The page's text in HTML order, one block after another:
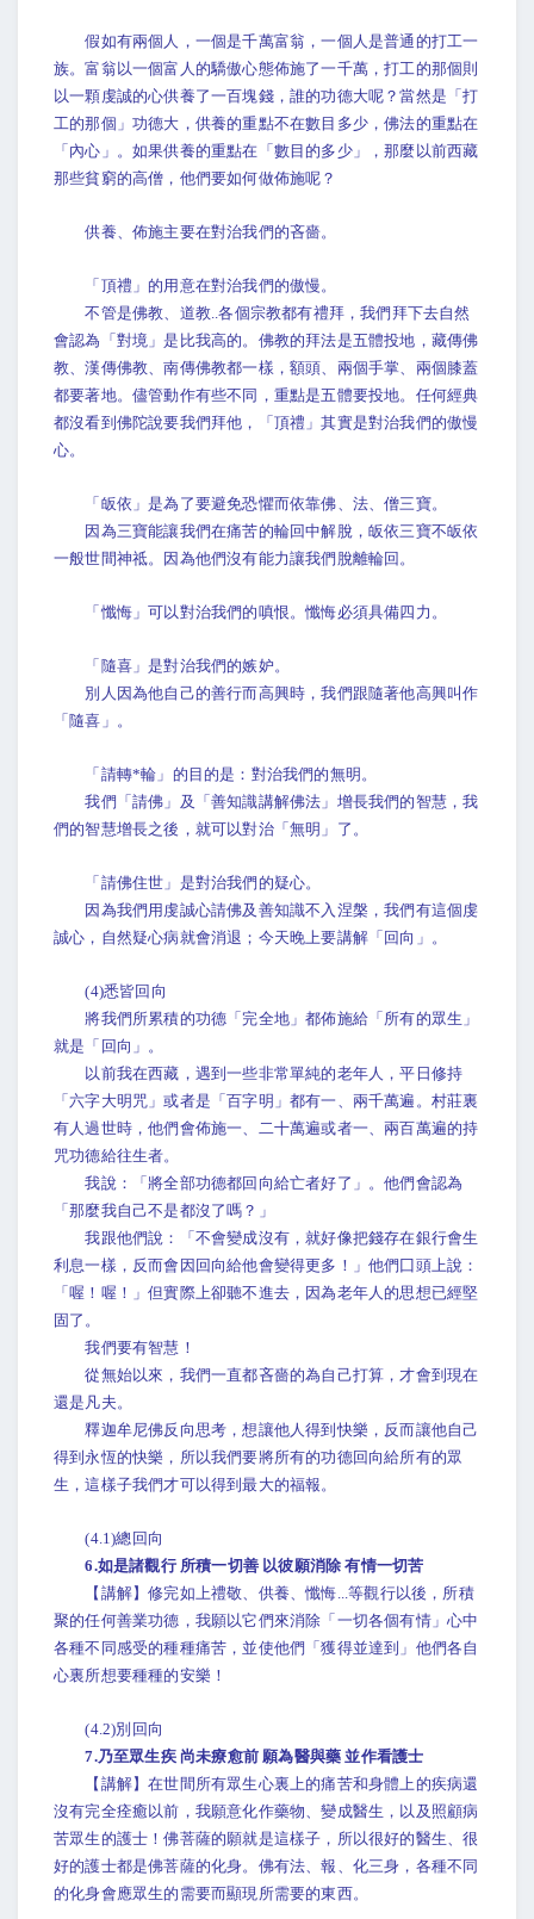
假如有兩個人，一個是千萬富翁，一個人是普通的打工一
族。富翁以一個富人的驕傲心態佈施了一千萬，打工的那個則
以一顆虔誠的心供養了一百塊錢，誰的功德大呢？當然是「打
工的那個」功德大，供養的重點不在數目多少，佛法的重點在
「內心」。如果供養的重點在「數目的多少」，那麼以前西藏
那些貧窮的高僧，他們要如何做佈施呢？
供養、佈施主要在對治我們的吝嗇。
「頂禮」的用意在對治我們的傲慢。
不管是佛教、道教..各個宗教都有禮拜，我們拜下去自然
會認為「對境」是比我高的。佛教的拜法是五體投地，藏傳佛
教、漢傳佛教、南傳佛教都一樣，額頭、兩個手掌、兩個膝蓋
都要著地。儘管動作有些不同，重點是五體要投地。任何經典
都沒看到佛陀說要我們拜他，「頂禮」其實是對治我們的傲慢
心。
「皈依」是為了要避免恐懼而依靠佛、法、僧三寶。
因為三寶能讓我們在痛苦的輪回中解脫，皈依三寶不皈依
一般世間神祗。因為他們沒有能力讓我們脫離輪回。
「懺悔」可以對治我們的嗔恨。懺悔必須具備四力。
「隨喜」是對治我們的嫉妒。
別人因為他自己的善行而高興時，我們跟隨著他高興叫作
「隨喜」。
「請轉*輪」的目的是：對治我們的無明。
我們「請佛」及「善知識講解佛法」增長我們的智慧，我
們的智慧增長之後，就可以對治「無明」了。
「請佛住世」是對治我們的疑心。
因為我們用虔誠心請佛及善知識不入涅槃，我們有這個虔
誠心，自然疑心病就會消退；今天晚上要講解「回向」。
(4)悉皆回向
將我們所累積的功德「完全地」都佈施給「所有的眾生」
就是「回向」。
以前我在西藏，遇到一些非常單純的老年人，平日修持
「六字大明咒」或者是「百字明」都有一、兩千萬遍。村莊裏
有人過世時，他們會佈施一、二十萬遍或者一、兩百萬遍的持
咒功德給往生者。
我說：「將全部功德都回向給亡者好了」。他們會認為
「那麼我自己不是都沒了嗎？」
我跟他們說：「不會變成沒有，就好像把錢存在銀行會生
利息一樣，反而會因回向給他會變得更多！」他們囗頭上說：
「喔！喔！」但實際上卻聽不進去，因為老年人的思想已經堅
固了。
我們要有智慧！
從無始以來，我們一直都吝嗇的為自己打算，才會到現在
還是凡夫。
釋迦牟尼佛反向思考，想讓他人得到快樂，反而讓他自己
得到永恆的快樂，所以我們要將所有的功德回向給所有的眾
生，這樣子我們才可以得到最大的福報。
(4.1)總回向
6.如是諸觀行 所積一切善 以彼願消除 有情一切苦
【講解】修完如上禮敬、供養、懺悔...等觀行以後，所積
聚的任何善業功德，我願以它們來消除「一切各個有情」心中
各種不同感受的種種痛苦，並使他們「獲得並達到」他們各自
心裏所想要種種的安樂！
(4.2)別回向
7.乃至眾生疾 尚未療愈前 願為醫與藥 並作看護士
【講解】在世間所有眾生心裏上的痛苦和身體上的疾病還
沒有完全痊癒以前，我願意化作藥物、變成醫生，以及照顧病
苦眾生的護士！佛菩薩的願就是這樣子，所以很好的醫生、很
好的護士都是佛菩薩的化身。佛有法、報、化三身，各種不同
的化身會應眾生的需要而顯現所需要的東西。